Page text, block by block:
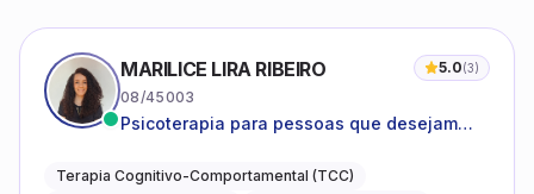
MARILICE LIRA RIBEIRO 5.0(3)
08/45003
Psicoterapia para pessoas que desejam
dificuldades do dia a dia
Terapia Cognitivo-Comportamental (TCC)